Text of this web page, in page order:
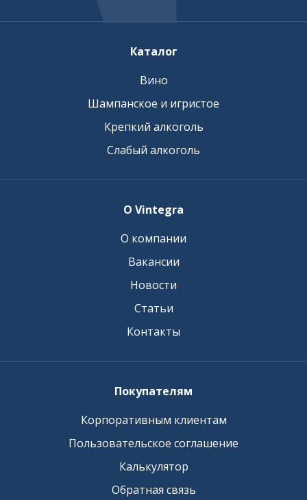
Каталог
Вино
Шампанское и игристое
Крепкий алкоголь
Слабый алкоголь
О Vintegra
О компании
Вакансии
Новости
Статьи
Контакты
Покупателям
Корпоративным клиентам
Пользовательское соглашение
Калькулятор
Обратная связь